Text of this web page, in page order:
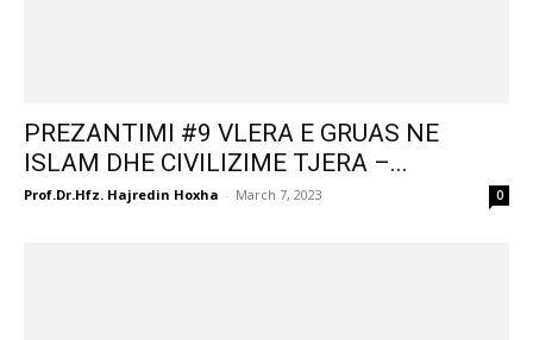
PREZANTIMI #9 VLERA E GRUAS NE
ISLAM DHE CIVILIZIME TJERA –...
Prof.Dr.Hfz. Hajredin Hoxha - March 7, 2023 0